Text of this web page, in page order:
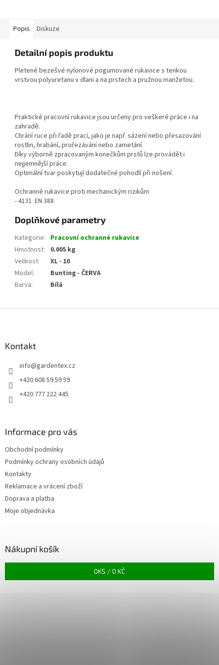
Popis Diskuze
Detailní popis produktu
Pletené bezešvé nylonové pogumované rukavice s tenkou
vrstvou polyuretanu v dlani a na prstech a pružnou manžetou.
Praktické pracovní rukavice jsou určeny pro veškeré práce i na
zahradě.
Chrání ruce při řadě prací, jako je např. sázení nebo přesazování
rostlin, hrabání, prořezávání nebo zametání.
Díky výborně zpracovaným konečkům prstů lze provádět i
nejjemnější práce.
Optimální tvar poskytují dodatečné pohodlí při nošení.
Ochranné rukavice proti mechanickým rizikům
- 4131 EN 388
Doplňkové parametry
Kategorie: Pracovní ochranné rukavice
Hmotnost:
0.005 kg
Velikost:
XL - 10
Model:
Bunting - ČERVA
Barva: Bílá
Kontakt
info@gardentex.cz
+420 608 59 59 59
+420 777 222 445
Informace pro vás
Obchodní podmínky
Podmínky ochrany osobních údajů
Kontakty
Reklamace a vrácení zboží
Doprava a platba
Moje objednávka
Nákupní košík
0KS / 0 KČ